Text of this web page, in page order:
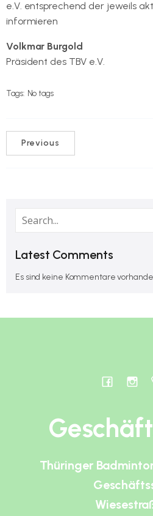
e.V. entsprechend der jeweils
informieren
Volkmar Burgold
Präsident des TBV e.V.
Tags: No tags
Previous
Latest Comments
Es sind keine Kommentare
Thüringer